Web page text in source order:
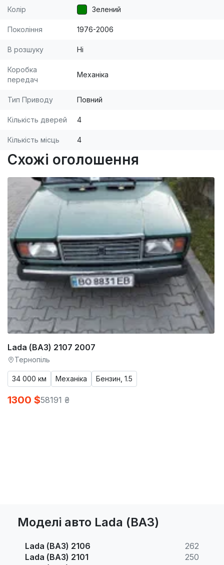
Колір Зелений
Покоління 1976-2006
В розшуку Ні
Коробка
передач
Механіка
Тип Приводу Повний
Кількість дверей 4
Кількість місць 4
Схожі оголошення
Lada (ВАЗ) 2107 2007
Тернопіль
34 000 км Механіка Бензин, 1.5
1300 $58191 ₴
Моделі авто Lada (ВАЗ)
Lada (ВАЗ) 2106
262
Lada (ВАЗ) 2101
250